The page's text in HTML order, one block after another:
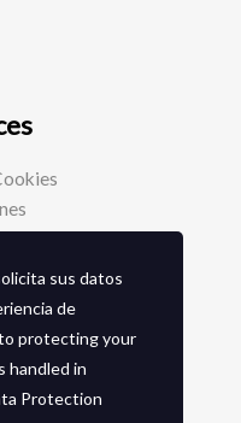
sus datos
de
protecting your
handled in
Protection